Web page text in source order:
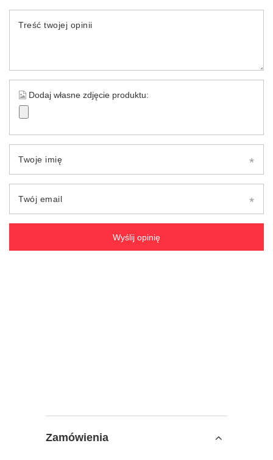
Treść twojej opinii
Dodaj własne zdjęcie produktu:
Twoje imię
Twój email
Wyślij opinię
Zamówienia